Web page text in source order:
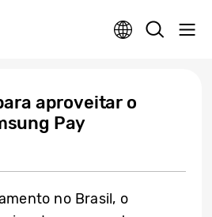
aproveitar o
Pay
no Brasil, o